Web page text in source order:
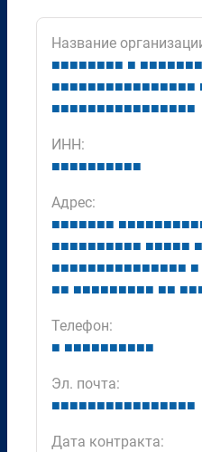
Название
■■■■■■■■ ■ ■■■■■■■
■■■■■■■■■■■■■■■■
■■■■■■■■■■■■■■■■
ИНН:
■■■■■■■■■■
Адрес:
■■■■■■■ ■■■■■■■■■
■■■■■■■■■■ ■■■■■ ■
■■■■■■■■■■■■■■■ ■
■■ ■■■■■■■■■ ■■ ■■
Телефон:
■ ■■■■■■■■■■
Эл. почта:
■■■■■■■■■■■■■■■■
Дата контракта: